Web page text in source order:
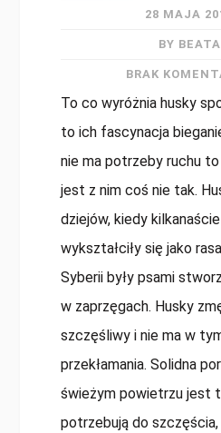
28 MAJA
BY BEATA
BRAK
To co wyróżnia husky
to ich fascynacja
nie ma potrzeby ruchu
jest z nim coś nie tak.
dziejów, kiedy
wykształciły się jako
Syberii były psami
w zaprzęgach. Husky
szczęśliwy i nie ma w
przekłamania. Solidna
świeżym powietrzu jest
potrzebują do szczęścia,